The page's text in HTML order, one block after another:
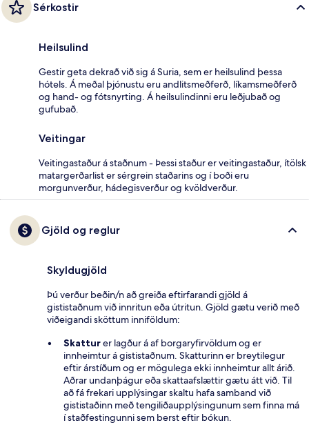
Sérkostir
Heilsulind
Gestir geta dekrað við sig á Suria, sem er heilsulind þessa
hótels. Á meðal þjónustu eru andlitsmeðferð, líkamsmeðferð
og hand- og fótsnyrting. Á heilsulindinni eru leðjubað og
gufubað.
Veitingar
Veitingastaður á staðnum - Þessi staður er veitingastaður, ítölsk
matargerðarlist er sérgrein staðarins og í boði eru
morgunverður, hádegisverður og kvöldverður.
Gjöld og reglur
Skyldugjöld
Þú verður beðin/n að greiða eftirfarandi gjöld á
gististaðnum við innritun eða útritun. Gjöld gætu verið með
viðeigandi sköttum inniföldum:
Skatturer lagður á af borgaryfirvöldum og er
innheimtur á gististaðnum. Skatturinn er breytilegur
eftir árstíðum og er mögulega ekki innheimtur allt árið.
Aðrar undanþágur eða skattaafslættir gætu átt við. Til
að fá frekari upplýsingar skaltu hafa samband við
gististaðinn með tengiliðaupplýsingunum sem finna má
í staðfestingunni sem berst eftir bókun.